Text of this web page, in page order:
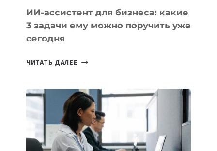
ИИ-ассистент для бизнеса: какие
3 задачи ему можно поручить уже
сегодня
ЧИТАТЬ ДАЛЕЕ ИИ-
БИЗНЕСА:
КАКИЕ
3
ЗАДАЧИ
ЕМУ